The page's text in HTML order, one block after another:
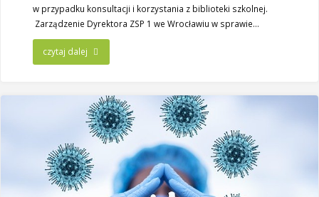
w przypadku konsultacji i korzystania z biblioteki szkolnej.
Zarządzenie Dyrektora ZSP 1 we Wrocławiu w sprawie…
czytaj dalej